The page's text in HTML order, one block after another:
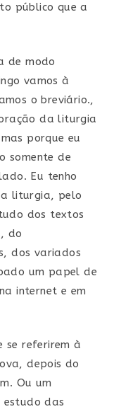
público que a
de modo
vamos à
o breviário.,
da liturgia
porque eu
somente de
Eu tenho
liturgia, pelo
dos textos
do
dos variados
um papel de
internet e em
se referirem à
depois do
Ou um
das